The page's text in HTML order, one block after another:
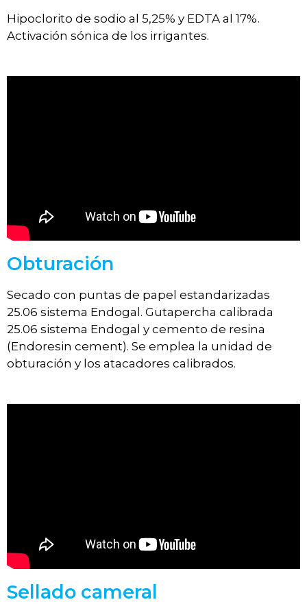
Hipoclorito de sodio al 5,25% y EDTA al 17%.
Activación sónica de los irrigantes.
Obturación
Secado con puntas de papel estandarizadas
25.06 sistema Endogal. Gutapercha calibrada
25.06 sistema Endogal y cemento de resina
(Endoresin cement). Se emplea la unidad de
obturación y los atacadores calibrados.
Sellado cameral